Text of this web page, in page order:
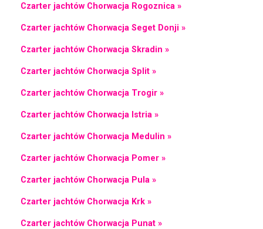
Czarter jachtów Chorwacja Rogoznica »
Czarter jachtów Chorwacja Seget Donji »
Czarter jachtów Chorwacja Skradin »
Czarter jachtów Chorwacja Split »
Czarter jachtów Chorwacja Trogir »
Czarter jachtów Chorwacja Istria »
Czarter jachtów Chorwacja Medulin »
Czarter jachtów Chorwacja Pomer »
Czarter jachtów Chorwacja Pula »
Czarter jachtów Chorwacja Krk »
Czarter jachtów Chorwacja Punat »